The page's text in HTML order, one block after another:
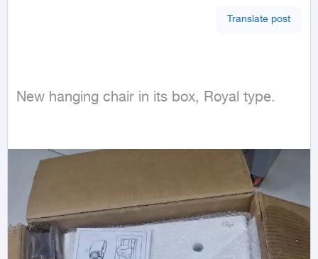
Translate post
New hanging chair in its box, Royal type.